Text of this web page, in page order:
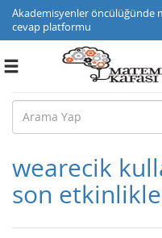
Akademisyenler öncülüğünde
cevap platformu
Toggle
wearecik
son